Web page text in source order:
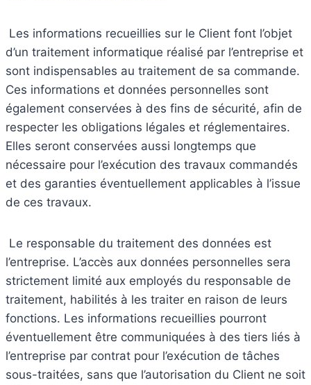
Les informations recueillies sur le Client font l’objet
d’un traitement informatique réalisé par l’entreprise et
sont indispensables au traitement de sa commande.
Ces informations et données personnelles sont
également conservées à des fins de sécurité, afin de
respecter les obligations légales et réglementaires.
Elles seront conservées aussi longtemps que
nécessaire pour l’exécution des travaux commandés
et des garanties éventuellement applicables à l’issue
de ces travaux.
Le responsable du traitement des données est
l’entreprise. L’accès aux données personnelles sera
strictement limité aux employés du responsable de
traitement, habilités à les traiter en raison de leurs
fonctions. Les informations recueillies pourront
éventuellement être communiquées à des tiers liés à
l’entreprise par contrat pour l’exécution de tâches
sous-traitées, sans que l’autorisation du Client ne soit